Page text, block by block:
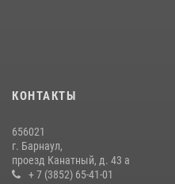
КОНТАКТЫ
656021
г. Барнаул,
проезд Канатный, д. 43 а
+ 7 (3852) 65-41-01